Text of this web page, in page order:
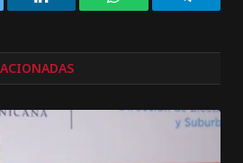
LinkedIn WhatsApp